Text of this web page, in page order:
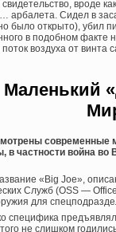
вроде
арбалета. Сидел в
было открыто), убил
в подобном факте
воздуха от винта
современные
в частности война
«Big Joe»,
Служб (OSS —
для
специфика
не слишком